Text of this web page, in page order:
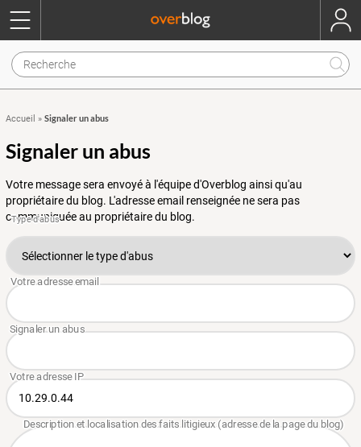
Accueil » Signaler un abus
Signaler un abus
Votre message sera envoyé à l'équipe d'Overblog ainsi qu'au
propriétaire du blog. L'adresse email renseignée ne sera pas
communiquée au propriétaire du blog.